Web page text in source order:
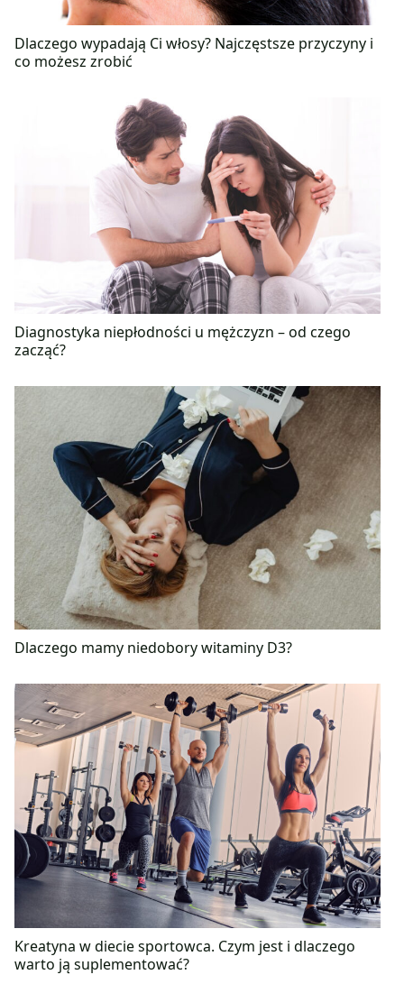
Dlaczego wypadają Ci włosy? Najczęstsze przyczyny i
co możesz zrobić
Diagnostyka niepłodności u mężczyzn – od czego
zacząć?
Dlaczego mamy niedobory witaminy D3?
Kreatyna w diecie sportowca. Czym jest i dlaczego
warto ją suplementować?